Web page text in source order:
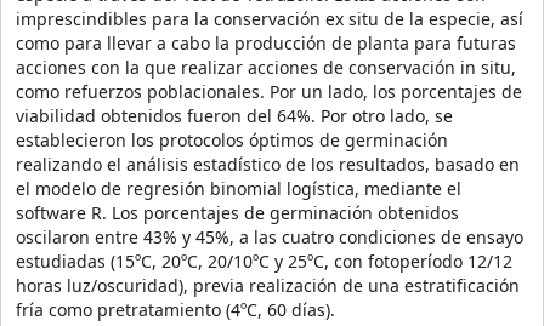
imprescindibles para la conservación ex situ de la especie, así
como para llevar a cabo la producción de planta para futuras
acciones con la que realizar acciones de conservación in situ,
como refuerzos poblacionales. Por un lado, los porcentajes de
viabilidad obtenidos fueron del 64%. Por otro lado, se
establecieron los protocolos óptimos de germinación
realizando el análisis estadístico de los resultados, basado en
el modelo de regresión binomial logística, mediante el
software R. Los porcentajes de germinación obtenidos
oscilaron entre 43% y 45%, a las cuatro condiciones de ensayo
estudiadas (15ºC, 20ºC, 20/10ºC y 25ºC, con fotoperíodo 12/12
horas luz/oscuridad), previa realización de una estratificación
fría como pretratamiento (4ºC, 60 días).